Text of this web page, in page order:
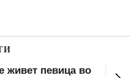
живет певица во